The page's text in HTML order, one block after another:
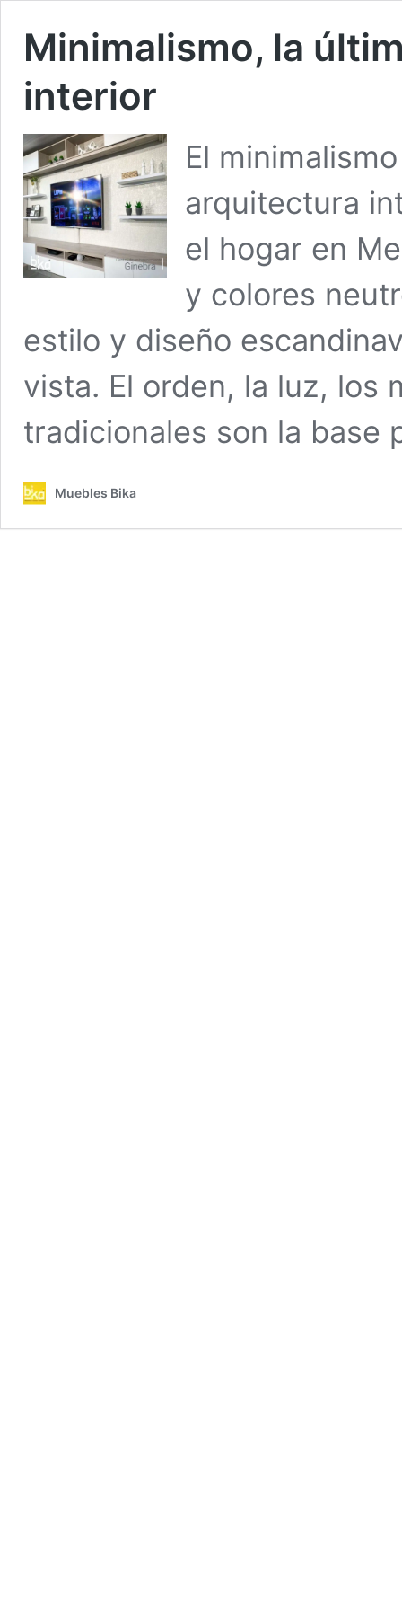
Minimalismo, la
interior
El
arquitectura
el hogar en
y colores
estilo y diseño
vista. El orden, la luz, los
tradicionales son la base
Muebles Bika